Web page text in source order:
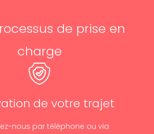
de prise en
charge
de votre trajet
nous par téléphone ou via